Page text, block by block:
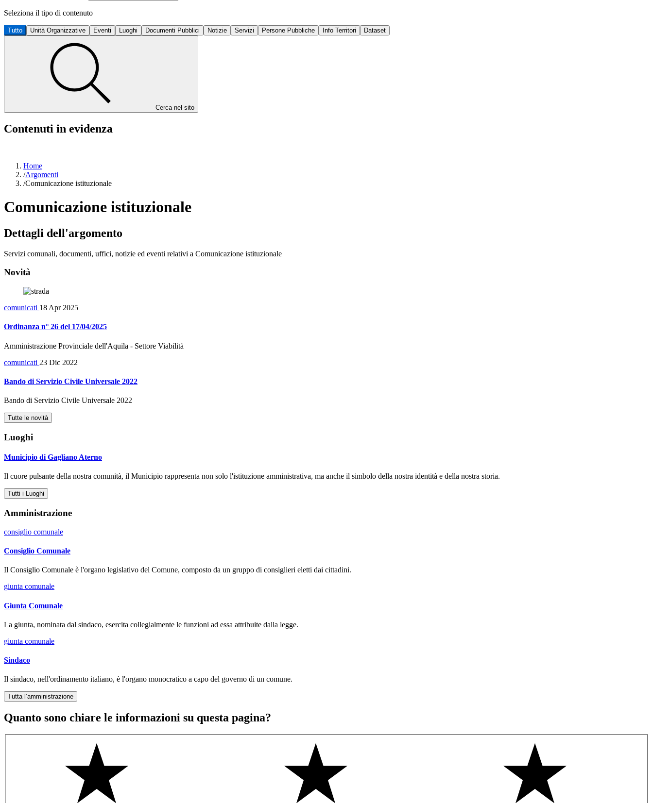
Seleziona il tipo di contenuto
Tutto Unità Organizzative Eventi Luoghi Documenti Pubblici Notizie Servizi Persone Pubbliche Info Territori Dataset
Cerca nel sito
Contenuti in evidenza
Home
/Argomenti
/Comunicazione istituzionale
Comunicazione istituzionale
Dettagli dell'argomento
Servizi comunali, documenti, uffici, notizie ed eventi relativi a Comunicazione istituzionale
Novità
comunicati 18 Apr 2025
Ordinanza n° 26 del 17/04/2025
Amministrazione Provinciale dell'Aquila - Settore Viabilità
comunicati 23 Dic 2022
Bando di Servizio Civile Universale 2022
Bando di Servizio Civile Universale 2022
Tutte le novità
Luoghi
Municipio di Gagliano Aterno
Il cuore pulsante della nostra comunità, il Municipio rappresenta non solo l'istituzione amministrativa, ma anche il simbolo della nostra identità e della nostra storia.
Tutti i Luoghi
Amministrazione
consiglio comunale
Consiglio Comunale
Il Consiglio Comunale è l'organo legislativo del Comune, composto da un gruppo di consiglieri eletti dai cittadini.
giunta comunale
Giunta Comunale
La giunta, nominata dal sindaco, esercita collegialmente le funzioni ad essa attribuite dalla legge.
giunta comunale
Sindaco
Il sindaco, nell'ordinamento italiano, è l'organo monocratico a capo del governo di un comune.
Tutta l’amministrazione
Quanto sono chiare le informazioni su questa pagina?